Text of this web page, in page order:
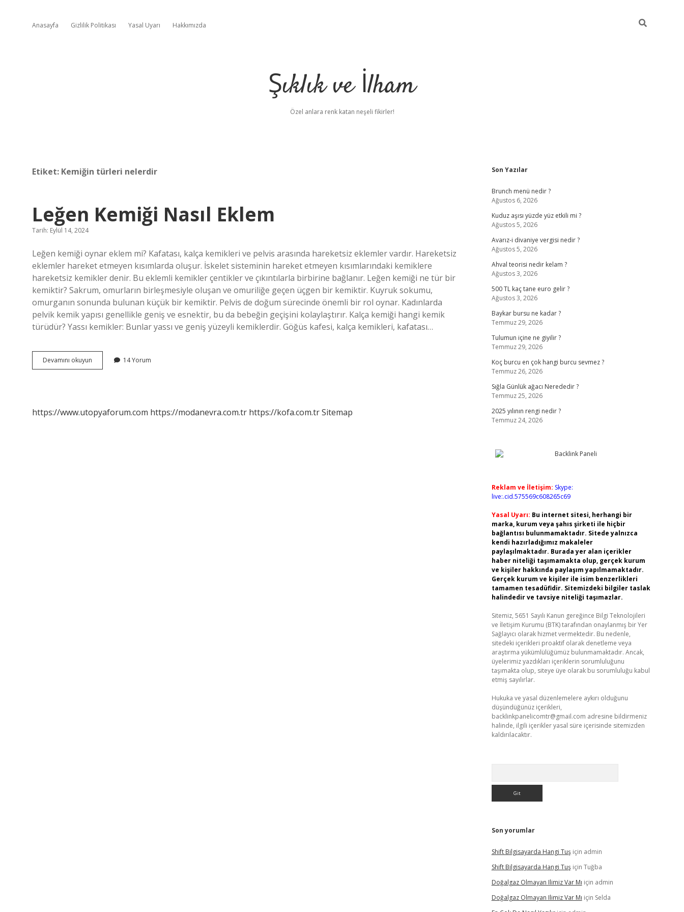
Anasayfa Gizlilik Politikası Yasal Uyarı Hakkımızda
Şıklık ve İlham
Özel anlara renk katan neşeli fikirler!
Etiket: Kemiğin türleri nelerdir
Leğen Kemiği Nasıl Eklem
Tarih: Eylül 14, 2024
Leğen kemiği oynar eklem mi? Kafatası, kalça kemikleri ve pelvis arasında hareketsiz eklemler vardır. Hareketsiz
eklemler hareket etmeyen kısımlarda oluşur. İskelet sisteminin hareket etmeyen kısımlarındaki kemiklere
hareketsiz kemikler denir. Bu eklemli kemikler çentikler ve çıkıntılarla birbirine bağlanır. Leğen kemiği ne tür bir
kemiktir? Sakrum, omurların birleşmesiyle oluşan ve omuriliğe geçen üçgen bir kemiktir. Kuyruk sokumu,
omurganın sonunda bulunan küçük bir kemiktir. Pelvis de doğum sürecinde önemli bir rol oynar. Kadınlarda
pelvik kemik yapısı genellikle geniş ve esnektir, bu da bebeğin geçişini kolaylaştırır. Kalça kemiği hangi kemik
türüdür? Yassı kemikler: Bunlar yassı ve geniş yüzeyli kemiklerdir. Göğüs kafesi, kalça kemikleri, kafatası…
Devamını okuyun
Kemiği
14 Yorum
https://www.utopyaforum.com https://modanevra.com.tr https://kofa.com.trSitemap
Sidebar
Son Yazılar
Brunch menü nedir ?
Ağustos 6, 2026
Kuduz aşısı yüzde yüz etkili mi ?
Ağustos 5, 2026
Avarız-i divaniye vergisi nedir ?
Ağustos 5, 2026
Ahval teorisi nedir kelam ?
Ağustos 3, 2026
500 TL kaç tane euro gelir ?
Ağustos 3, 2026
Baykar bursu ne kadar ?
Temmuz 29, 2026
Tulumun içine ne giyilir ?
Temmuz 29, 2026
Koç burcu en çok hangi burcu sevmez ?
Temmuz 26, 2026
Sığla Günlük ağacı Nerededir ?
Temmuz 25, 2026
2025 yılının rengi nedir ?
Temmuz 24, 2026
Reklam ve İletişim: Skype:
live:.cid.575569c608265c69
Yasal Uyarı: Bu internet sitesi, herhangi bir
marka, kurum veya şahıs şirketi ile hiçbir
bağlantısı bulunmamaktadır. Sitede yalnızca
kendi hazırladığımız makaleler
paylaşılmaktadır. Burada yer alan içerikler
haber niteliği taşımamakta olup, gerçek kurum
ve kişiler hakkında paylaşım yapılmamaktadır.
Gerçek kurum ve kişiler ile isim benzerlikleri
tamamen tesadüfidir. Sitemizdeki bilgiler taslak
halindedir ve tavsiye niteliği taşımazlar.
Sitemiz, 5651 Sayılı Kanun gereğince Bilgi Teknolojileri
ve İletişim Kurumu (BTK) tarafından onaylanmış bir Yer
Sağlayıcı olarak hizmet vermektedir. Bu nedenle,
sitedeki içerikleri proaktif olarak denetleme veya
araştırma yükümlülüğümüz bulunmamaktadır. Ancak,
üyelerimiz yazdıkları içeriklerin sorumluluğunu
taşımakta olup, siteye üye olarak bu sorumluluğu kabul
etmiş sayılırlar.
Hukuka ve yasal düzenlemelere aykırı olduğunu
düşündüğünüz içerikleri,
backlinkpanelicomtr@gmail.com adresine bildirmeniz
halinde, ilgili içerikler yasal süre içerisinde sitemizden
kaldırılacaktır.
Son yorumlar
Shift Bilgisayarda Hangi Tuşiçin admin
Shift Bilgisayarda Hangi Tuşiçin Tuğba
Doğalgaz Olmayan Ilimiz Var Mı için admin
Doğalgaz Olmayan Ilimiz Var Mı için Selda